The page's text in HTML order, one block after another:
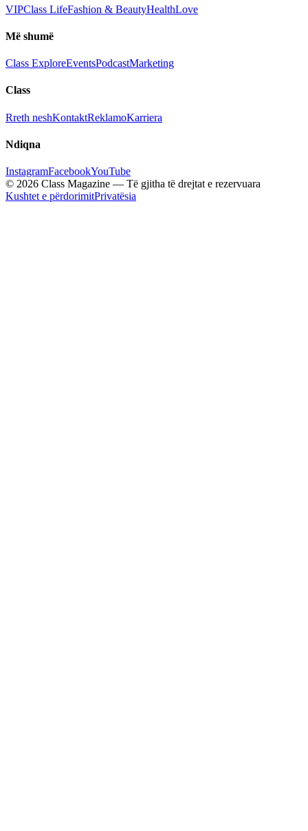
VIPClass LifeFashion & BeautyHealthLove
Më shumë
Class ExploreEventsPodcastMarketing
Class
Rreth neshKontaktReklamoKarriera
Ndiqna
InstagramFacebookYouTube
© 2026 Class Magazine — Të gjitha të drejtat e rezervuara
Kushtet e përdorimitPrivatësia